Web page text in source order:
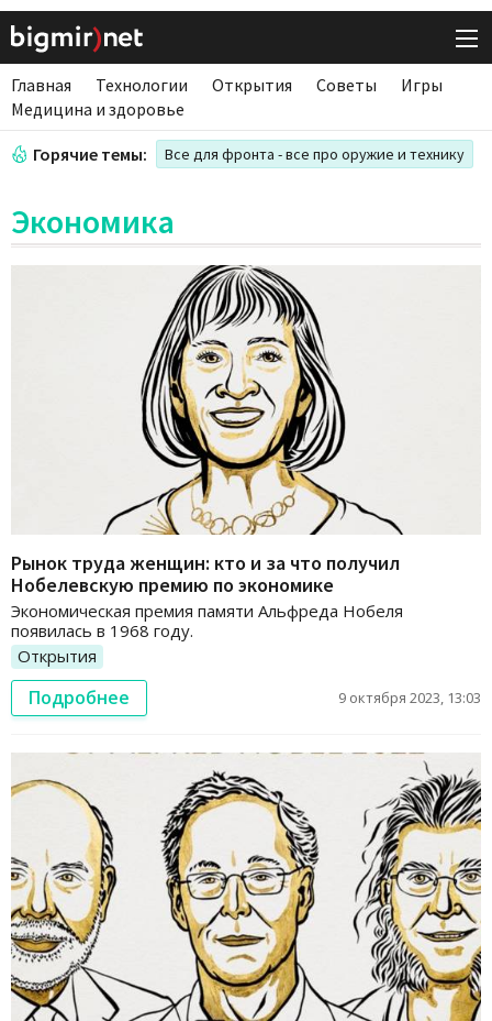
Главная Технологии Открытия Советы
Игры
Медицина и здоровье
Горячие темы: Все для фронта - все про оружие и технику
Экономика
Рынок труда женщин: кто и за что получил
Нобелевскую премию по экономике
Экономическая премия памяти Альфреда Нобеля
появилась в 1968 году.
Открытия
Подробнее 9 октября 2023, 13:03